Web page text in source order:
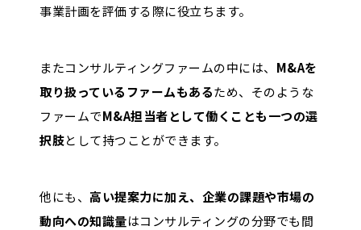
事業計画を評価する際に役立ちます。
またコンサルティングファームの中には、 M&Aを
取り扱っているファームもあるため、そのような
ファームでM&A担当者として働くことも一つの選
択肢として持つことができます。
他にも、 高い提案力に加え、企業の課題や市場の
動向への知識量はコンサルティングの分野でも間